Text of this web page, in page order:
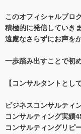
このオフィシャルブロ
積極的に発信していき
遠慮なさらずにお声を
一歩踏み出すことで初
【コンサルタントとし
ビジネスコンサルティ
コンサルティング実績
コンサルティングリピ